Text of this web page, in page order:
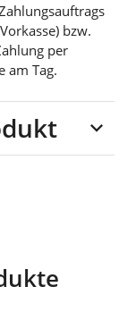
bzw.
per
am Tag.